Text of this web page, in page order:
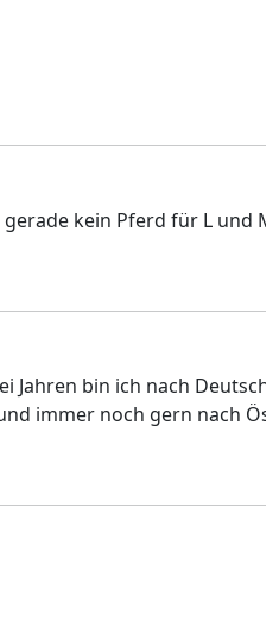
kein Pferd für L und
bin ich nach
immer noch gern nach